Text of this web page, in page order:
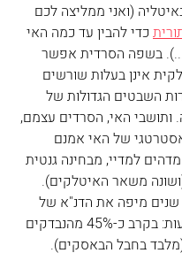
(ואני ממליצה לכם
כדי להבין עד כמה האי
בשפה הסרדית אפשר
אינן בעלות שורשים
השבטים הגדולות של
לפני 6000 שנה. ותושבי האי, הסרדים עצמם,
של האי אמנם
למדיי, מבחינה גנטית
משאר האיטלקים).
מיפה את הדנ"א של
אלפי מתנדבים וחשף תוצאות מפתיעות: בקרב כ-45% מהנבדקים
בחבל הבאסקים).